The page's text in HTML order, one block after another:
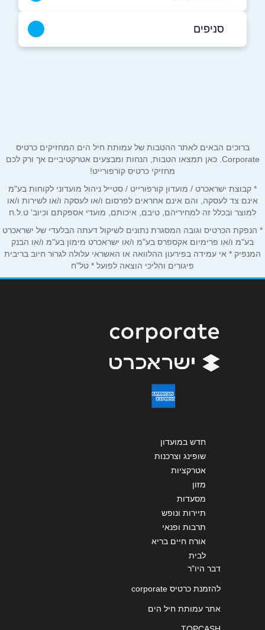
בפייסבוק
טלפון*
אנא חזרו אלי בקשר ל...
שליחה
סניפים
ברוכים הבאים לאתר ההטבות של עמותת חיל הים המחזיקים כרטיס
Corporate. כאן תמצאו הטבות, הנחות ומבצעים אטרקטיביים אך ורק לכם
מחזיקי כרטיס קורפורייט!
* קבוצת ישראכרט / מועדון קורפורייט / סטייל ניהול מועדוני לקוחות בע"מ
אינם צד לעסקה, והם אינם אחראים לפרסום ו/או לעסקה ו/או לשירות ו/או
למוצר ובכלל זה למחיריהם, טיבם, איכותם, מועדי אספקתם וכיוב' ט.ל.ח
* הנפקת הכרטיס וגובה המסגרת נתונים לשיקול דעתה הבלעדי של ישראכרט
בע"מ ו/או פרימיום אקספרס בע"מ ו/או ישראכרט מימון בע"מ ו/או הבנק
המנפיק * אי עמידה בפירעון ההלוואה או האשראי עלולה לגרור חיוב בריבית
פיגורים והליכי הוצאה לפועל * טל"ח
חדש במועדון
שופינג וצרכנות
אטרקציות
מזון
מסעדות
תיירות ונופש
תרבות ופנאי
אורח חיים בריא
לבית
דבר היו"ר
להזמנת כרטיס corporate
אתר עמותת חיל הים